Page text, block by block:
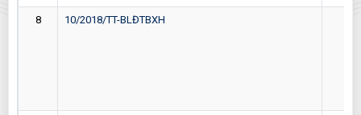
8 10/2018/TT-BLĐTBXH